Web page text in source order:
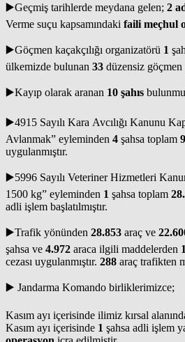
▶️Geçmiş tarihlerde meydana gelen; 2
Verme suçu kapsamındaki faili meçhul
▶️Göçmen kaçakçılığı organizatörü 1
ülkemizde bulunan 33 düzensiz göçmen
▶️Kayıp olarak aranan 10 şahıs
▶️4915 Sayılı Kara Avcılığı Kanunu
Avlanmak” eyleminden 4 şahsa toplam
uygulanmıştır.
▶️5996 Sayılı Veteriner Hizmetleri
1500 kg” eyleminden 1 şahsa toplam
adli işlem başlatılmıştır.
▶️Trafik yönünden 28.853 araç ve
şahsa ve 4.972 araca ilgili maddelerden
cezası uygulanmıştır. 288 araç trafikten
▶️ Jandarma Komando birliklerimizce;
Kasım ayı içerisinde ilimiz kırsal
Kasım ayı içerisinde 1 şahsa adli işlem